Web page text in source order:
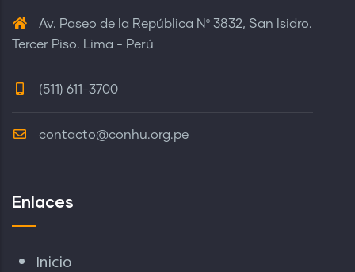
Av. Paseo de la República Nº 3832, San Isidro.
Tercer Piso. Lima - Perú
(511) 611-3700
contacto@conhu.org.pe
Enlaces
Inicio